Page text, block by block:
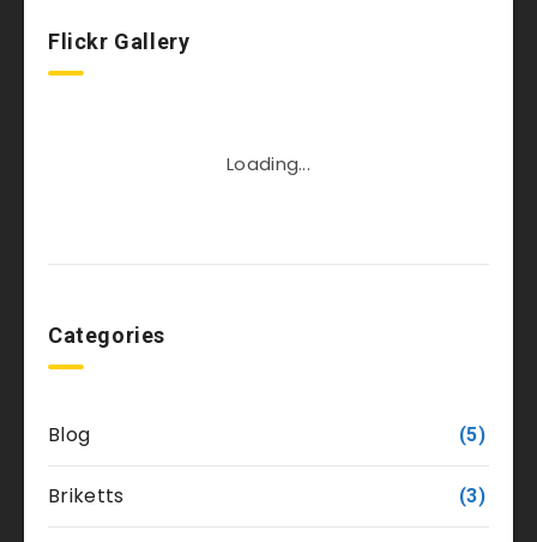
Flickr Gallery
Loading...
Categories
Blog (5)
Briketts (3)